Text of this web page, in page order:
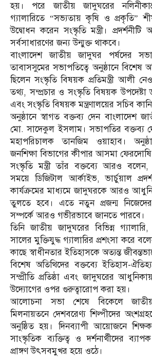
হয়। পরে জাতীয় জাদুঘরের নলিনীকান্ত
গ্যালারিতে “সভ্যতায় কৃষি ও প্রকৃতি”
উদ্বোধন করেন সংস্কৃতি মন্ত্রী।
সর্বসাধারণের জন্য উন্মুক্ত থাকবে।
বাংলাদেশ জাতীয় জাদুঘর পর্ষদের
তাবাসসুমের সভাপতিত্বে অনুষ্ঠানে বিশেষ
ছিলেন সংস্কৃতি বিষয়ক প্রতিমন্ত্রী আলী
তথ্য, সম্প্রচার ও সংস্কৃতি বিষয়ক
এবং সংস্কৃতি বিষয়ক মন্ত্রণালয়ের সচিব
অনুষ্ঠানে স্বাগত বক্তব্য দেন বাংলাদেশ
মো. সাদেকুল ইসলাম। সভাপতির বক্তব্য
মহাপরিচালক তানজিম ওয়াহাব।
জনশিক্ষা বিভাগের কীপার আসমা
সংস্কৃতি মন্ত্রী তাঁর বক্তব্যে আরও বলেন,
সময়ে ডিজিটাল আর্কাইভ, ভার্চুয়াল
কার্যক্রমের মাধ্যমে জাদুঘরকে আরও
তুলতে হবে। এতে নতুন প্রজন্ম
সম্পর্কে আরও গভীরভাবে জানতে পারবে।
তিনি জাতীয় জাদুঘরের বিভিন্ন
সালের মুক্তিযুদ্ধ গ্যালারির প্রশংসা করে
কাছে স্বাধীনতার ইতিহাসকে অত্যন্ত
বিশেষ অতিথিদের বক্তব্যে ইতিহাস-
সম্প্রীতি প্রতিষ্ঠা এবং জাদুঘরের
উদ্যোগের ওপর গুরুত্বারোপ করা হয়।
আলোচনা সভা শেষে বিকেলে
মিলনায়তনে দেশবরেণ্য শিল্পীদের
অনুষ্ঠিত হয়। দিনব্যাপী আয়োজনে
সাংস্কৃতিক ব্যক্তিত্ব ও দর্শনার্থীদের
প্রাঙ্গণ উৎসবমুখর হয়ে ওঠে।